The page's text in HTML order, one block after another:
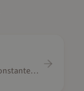
Sonnensichere Karibikinsel mit konstantem Wetter